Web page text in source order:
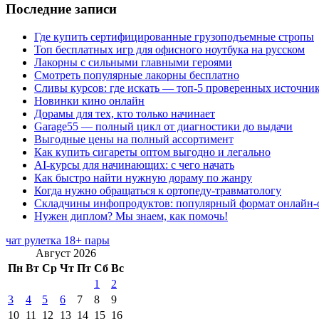
Последние записи
Где купить сертифицированные грузоподъемные стропы
Топ бесплатных игр для офисного ноутбука на русском
Лакорны с сильными главными героями
Смотреть популярные лакорны бесплатно
Сливы курсов: где искать — топ-5 проверенных
Новинки кино онлайн
Дорамы для тех, кто только начинает
Garage55 — полный цикл от диагностики до выдачи
Выгодные цены на полный ассортимент
Как купить сигареты оптом выгодно и легально
AI-курсы для начинающих: с чего начать
Как быстро найти нужную дораму по жанру
Когда нужно обращаться к ортопеду-травматологу
Складчины инфопродуктов: популярный формат онлайн-
Нужен диплом? Мы знаем, как помочь!
чат рулетка 18+ пары
Август 2026
Пн Вт Ср Чт Пт Сб Вс
1
2
3
4 5 6 7 8
9
10 11 12 13 14 15 16